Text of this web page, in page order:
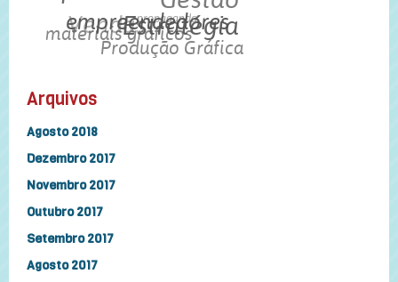
empreendedores
Estratégia
materiais gráficos
Produção Gráfica
propaganda
Vendas
Arquivos
Agosto 2018
Dezembro 2017
Novembro 2017
Outubro 2017
Setembro 2017
Agosto 2017